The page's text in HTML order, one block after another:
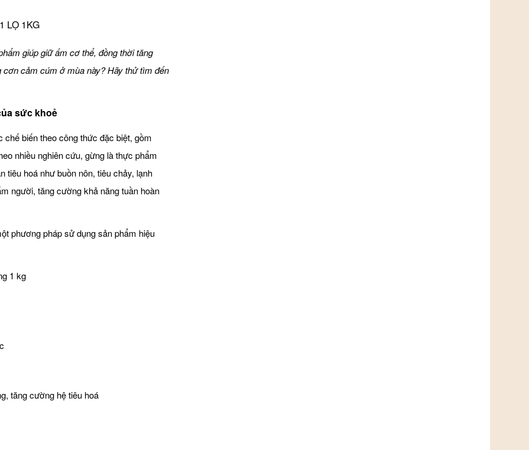
LỌ 1KG
giúp giữ ấm cơ thể, đồng thời tăng
cảm cúm ở mùa này? Hãy thử tìm đến
sức khoẻ
chế biến theo công thức đặc biệt, gồm
nhiều nghiên cứu, gừng là thực phẩm
tiêu hoá như buồn nôn, tiêu chảy, lạnh
người, tăng cường khả năng tuần hoàn
phương pháp sử dụng sản phẩm hiệu
1 kg
tăng cường hệ tiêu hoá